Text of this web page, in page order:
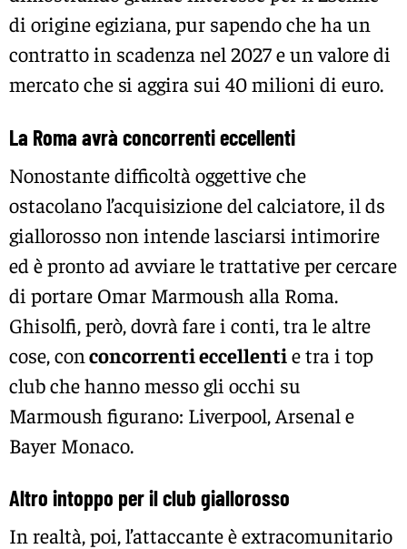
di origine egiziana, pur sapendo che ha un
contratto in scadenza nel 2027 e un valore di
mercato che si aggira sui 40 milioni di euro.
La Roma avrà concorrenti eccellenti
Nonostante difficoltà oggettive che
ostacolano l’acquisizione del calciatore, il ds
giallorosso non intende lasciarsi intimorire
ed è pronto ad avviare le trattative per cercare
di portare Omar Marmoush alla Roma.
Ghisolfi, però, dovrà fare i conti, tra le altre
cose, con concorrenti eccellenti e tra i top
club che hanno messo gli occhi su
Marmoush figurano: Liverpool, Arsenal e
Bayer Monaco.
Altro intoppo per il club giallorosso
In realtà, poi, l’attaccante è extracomunitario